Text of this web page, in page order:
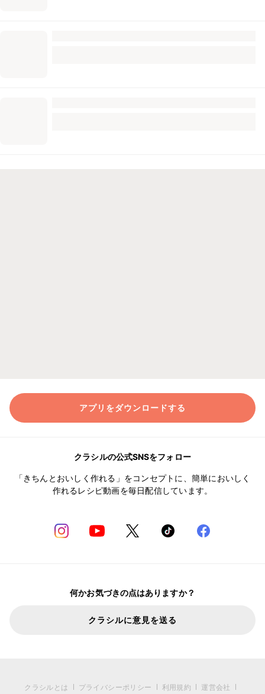
アプリをダウンロードする
クラシルの公式SNSをフォロー
「きちんとおいしく作れる」をコンセプトに、簡単においしく
作れるレシピ動画を毎日配信しています。
何かお気づきの点はありますか？
クラシルに意見を送る
クラシルとは プライバシーポリシー 利用規約 運営会社